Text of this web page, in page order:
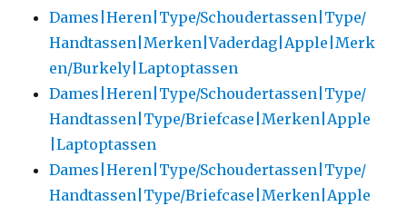
Dames|Heren|Type/Schoudertassen|Type/
Handtassen|Merken|Vaderdag|Apple|Merk
en/Burkely|Laptoptassen
Dames|Heren|Type/Schoudertassen|Type/
Handtassen|Type/Briefcase|Merken|Apple
|Laptoptassen
Dames|Heren|Type/Schoudertassen|Type/
Handtassen|Type/Briefcase|Merken|Apple